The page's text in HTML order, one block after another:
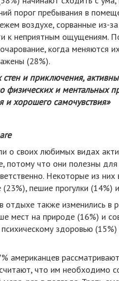
порог пребывания в
воздухе, сорванные из-
к неприятным ощущениям.
когда меняются
(28%).
и приключения,
физических и ментальных
и хорошего самочувствия»
о своих любимых видах
потому что они полезны для
Некоторые из
пешие прогулки (14%)
отдыхе также изменились в
мест на природе (16%) и
здоровью
американцев
что им необходимо